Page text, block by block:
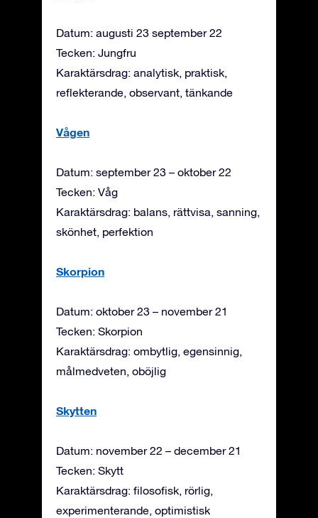
Datum: augusti 23 september 22
Tecken: Jungfru
Karaktärsdrag: analytisk, praktisk,
reflekterande, observant, tänkande
Vågen
Datum: september 23 – oktober 22
Tecken: Våg
Karaktärsdrag: balans, rättvisa, sanning,
skönhet, perfektion
Skorpion
Datum: oktober 23 – november 21
Tecken: Skorpion
Karaktärsdrag: ombytlig, egensinnig,
målmedveten, oböjlig
Skytten
Datum: november 22 – december 21
Tecken: Skytt
Karaktärsdrag: filosofisk, rörlig,
experimenterande, optimistisk